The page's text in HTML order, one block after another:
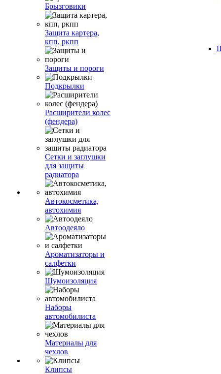
Брызговики
Защита картера,
кпп, ркпп
Защиты и пороги
Подкрылки
Расширители колес
(фендера)
Сетки и заглушки
для защиты
радиатора
Автокосметика,
автохимия
Автоодеяло
Ароматизаторы и
салфетки
Шумоизоляция
Наборы
автомобилиста
Материалы для
чехлов
Клипсы